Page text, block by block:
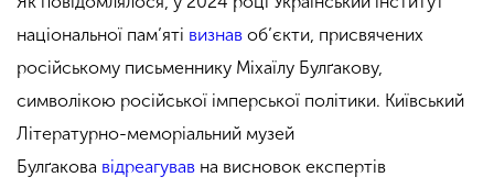
національної пам’яті визнав об’єкти, присвячених
російському письменнику Міхаїлу Булґакову,
символікою російської імперської політики. Київський
Літературно-меморіальний музей
Булґакова відреагував на висновок експертів